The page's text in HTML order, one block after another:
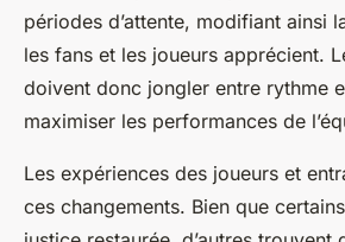
périodes d’attente, modifiant ainsi
les fans et les joueurs apprécient.
doivent donc jongler entre rythme
maximiser les performances de
Les expériences des joueurs et
ces changements. Bien que